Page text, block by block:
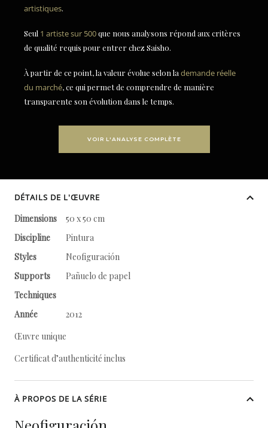
artistiques.
Seul 1 artiste sur 500que nous analysons répond aux critères
de qualité requis pour entrer chez Saisho.
À partir de ce point, la valeur évolue selon la demande réelle
du marché, ce qui permet de comprendre de manière
transparente son évolution dans le temps.
VOIR L'ANALYSE COMPLÈTE
DÉTAILS DE L'ŒUVRE
Dimensions
50 x 50 cm
Discipline
Pintura
Styles
Neofiguración
Supports
Pañuelo de papel
Techniques
Année
2012
Œuvre unique
Certificat d’authenticité inclus
À PROPOS DE LA SÉRIE